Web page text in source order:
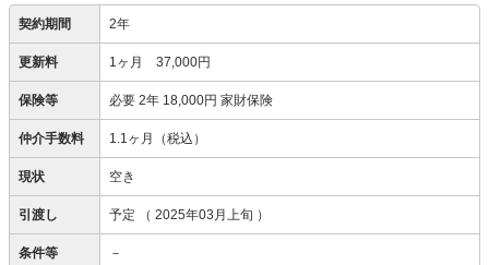
契約期間 2年
更新料 1ヶ月 37,000円
保険等 必要 2年 18,000円 家財保険
仲介手数料 1.1ヶ月（税込）
現状 空き
引渡し 予定 （ 2025年03月上旬 ）
条件等 －